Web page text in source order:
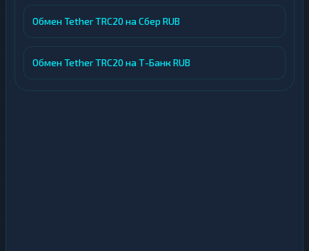
Обмен Tether TRC20 на Сбер RUB
Обмен Tether TRC20 на Т-Банк RUB